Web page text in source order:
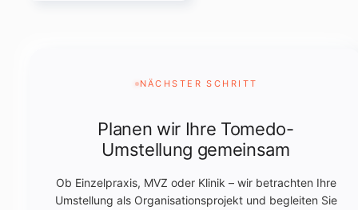
NÄCHSTER SCHRITT
Planen wir Ihre Tomedo-
Umstellung gemeinsam
Ob Einzelpraxis, MVZ oder Klinik – wir betrachten Ihre
Umstellung als Organisationsprojekt und begleiten Sie